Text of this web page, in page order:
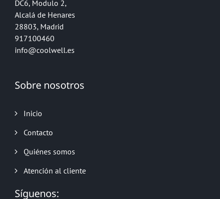
DC6, Modulo 2,
Alcalá de Henares
28803, Madrid
917100460
info@coolwell.es
Sobre nosotros
Inicio
Contacto
Quiénes somos
Atención al cliente
Síguenos: